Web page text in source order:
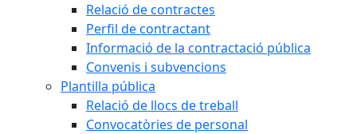
Relació de contractes
Perfil de contractant
Informació de la contractació pública
Convenis i subvencions
Plantilla pública
Relació de llocs de treball
Convocatòries de personal